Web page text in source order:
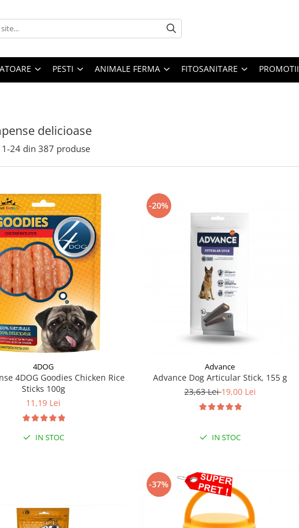
PESTI ANIMALE FERMA FITOSANITARE PROMOTII
delicioase
1-24 din 387 produse
4DOG
4DOG Goodies Chicken Rice
Sticks 100g
11,19 Lei
IN STOC
-20%
Advance
Advance Dog Articular Stick, 155 g
23,63 Lei19,00 Lei
IN STOC
-37%